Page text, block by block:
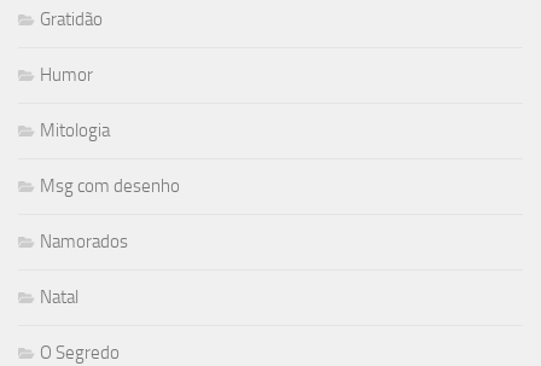
Gratidão
Humor
Mitologia
Msg com desenho
Namorados
Natal
O Segredo